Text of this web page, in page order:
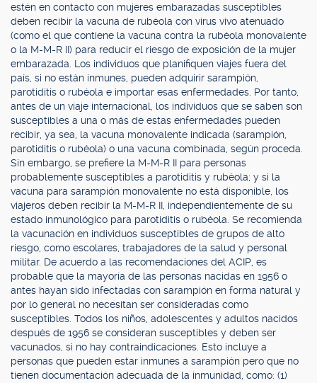
estén en contacto con mujeres embarazadas susceptibles
deben recibir la vacuna de rubéola con virus vivo atenuado
(como el que contiene la vacuna contra la rubéola monovalente
o la M-M-R II) para reducir el riesgo de exposición de la mujer
embarazada. Los individuos que planifiquen viajes fuera del
país, si no están inmunes, pueden adquirir sarampión,
parotiditis o rubéola e importar esas enfermedades. Por tanto,
antes de un viaje internacional, los individuos que se saben son
susceptibles a una o más de estas enfermedades pueden
recibir, ya sea, la vacuna monovalente indicada (sarampión,
parotiditis o rubéola) o una vacuna combinada, según proceda.
Sin embargo, se prefiere la M-M-R II para personas
probablemente susceptibles a parotiditis y rubéola; y si la
vacuna para sarampión monovalente no está disponible, los
viajeros deben recibir la M-M-R II, independientemente de su
estado inmunológico para parotiditis o rubéola. Se recomienda
la vacunación en individuos susceptibles de grupos de alto
riesgo, como escolares, trabajadores de la salud y personal
militar. De acuerdo a las recomendaciones del ACIP, es
probable que la mayoría de las personas nacidas en 1956 o
antes hayan sido infectadas con sarampión en forma natural y
por lo general no necesitan ser consideradas como
susceptibles. Todos los niños, adolescentes y adultos nacidos
después de 1956 se consideran susceptibles y deben ser
vacunados, si no hay contraindicaciones. Esto incluye a
personas que pueden estar inmunes a sarampión pero que no
tienen documentación adecuada de la inmunidad, como: (1)